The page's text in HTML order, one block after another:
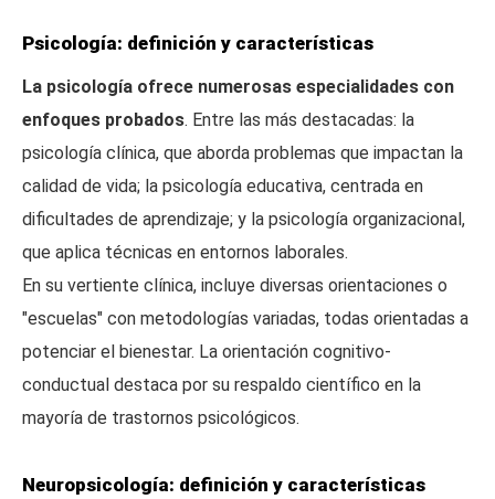
Psicología: definición y características
La psicología ofrece numerosas especialidades con
enfoques probados. Entre las más destacadas: la
psicología clínica, que aborda problemas que impactan la
calidad de vida; la psicología educativa, centrada en
dificultades de aprendizaje; y la psicología organizacional,
que aplica técnicas en entornos laborales.
En su vertiente clínica, incluye diversas orientaciones o
"escuelas" con metodologías variadas, todas orientadas a
potenciar el bienestar. La orientación cognitivo-
conductual destaca por su respaldo científico en la
mayoría de trastornos psicológicos.
Neuropsicología: definición y características